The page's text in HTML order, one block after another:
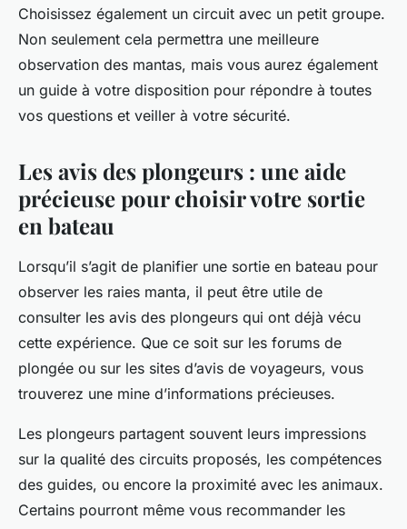
Choisissez également un circuit avec un petit groupe.
Non seulement cela permettra une meilleure
observation des mantas, mais vous aurez également
un guide à votre disposition pour répondre à toutes
vos questions et veiller à votre sécurité.
Les avis des plongeurs : une aide
précieuse pour choisir votre sortie
en bateau
Lorsqu’il s’agit de planifier une sortie en bateau pour
observer les raies manta, il peut être utile de
consulter les avis des plongeurs qui ont déjà vécu
cette expérience. Que ce soit sur les forums de
plongée ou sur les sites d’avis de voyageurs, vous
trouverez une mine d’informations précieuses.
Les plongeurs partagent souvent leurs impressions
sur la qualité des circuits proposés, les compétences
des guides, ou encore la proximité avec les animaux.
Certains pourront même vous recommander les